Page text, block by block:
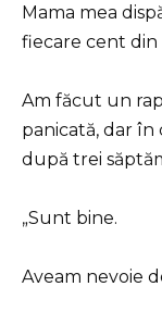
Mama mea
fiecare cent din
Am făcut un
panicată, dar în
după trei
„Sunt bine.
Aveam nevoie